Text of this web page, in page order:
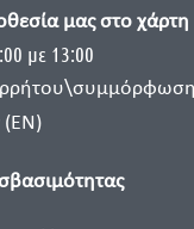
μας στο χάρτη
με 13:00